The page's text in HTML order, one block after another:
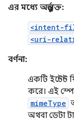
এর মধ্যে অন্তর্ভুক্ত:
<intent-
<uri-
বর্ণনা:
একটি
করে। এই
mimeType
অথবা ডেটা